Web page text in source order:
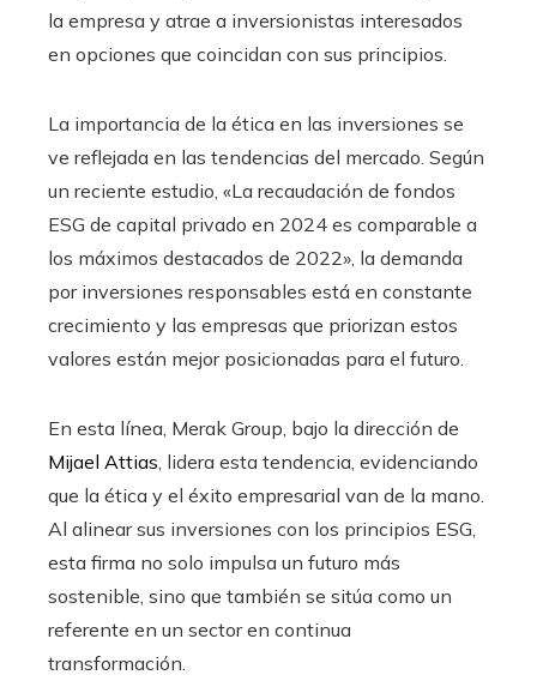
la empresa y atrae a inversionistas interesados
en opciones que coincidan con sus principios.
La importancia de la ética en las inversiones se
ve reflejada en las tendencias del mercado. Según
un reciente estudio, «La recaudación de fondos
ESG de capital privado en 2024 es comparable a
los máximos destacados de 2022», la demanda
por inversiones responsables está en constante
crecimiento y las empresas que priorizan estos
valores están mejor posicionadas para el futuro.
En esta línea, Merak Group, bajo la dirección de
Mijael Attias , lidera esta tendencia, evidenciando
que la ética y el éxito empresarial van de la mano.
Al alinear sus inversiones con los principios ESG,
esta firma no solo impulsa un futuro más
sostenible, sino que también se sitúa como un
referente en un sector en continua
transformación.